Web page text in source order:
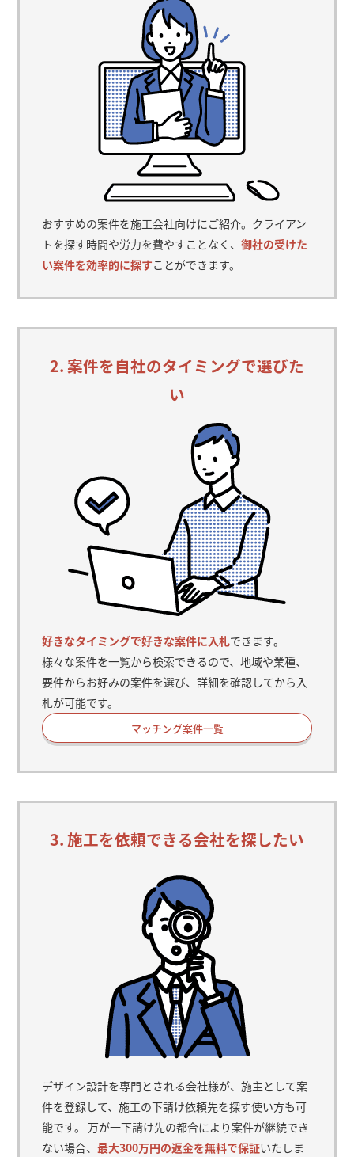
おすすめの案件を施工会社向けにご紹介。クライアン
トを探す時間や労力を費やすことなく、御社の受けた
い案件を効率的に探すことができます。
2. 案件を自社のタイミングで選びた
い
好きなタイミングで好きな案件に入札できます。
様々な案件を一覧から検索できるので、地域や業種、
要件からお好みの案件を選び、詳細を確認してから入
札が可能です。
マッチング案件一覧
3. 施工を依頼できる会社を探したい
デザイン設計を専門とされる会社様が、施主として案
件を登録して、施工の下請け依頼先を探す使い方も可
能です。 万が一下請け先の都合により案件が継続でき
ない場合、最大300万円の返金を無料で保証いたしま